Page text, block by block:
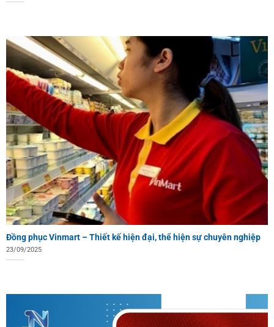
Đồng phục Vinmart – Thiết kế hiện đại, thể hiện sự chuyên nghiệp
23/09/2025